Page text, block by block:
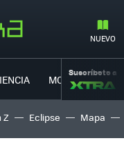
NUEVO
MOVILIDAD
Suscríbete a
Z Eclipse Mapa